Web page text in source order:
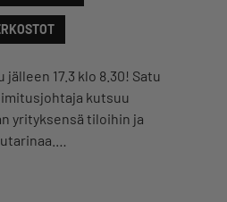
17.3 klo 8.30! Satu
kutsuu
yrityksensä tiloihin ja